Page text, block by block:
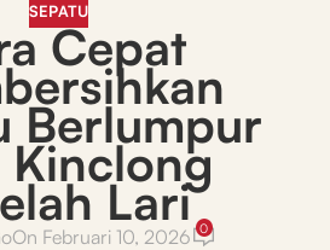
SEPATU
Cepat
Berlumpur
Lari
On Februari 10, 2026 0